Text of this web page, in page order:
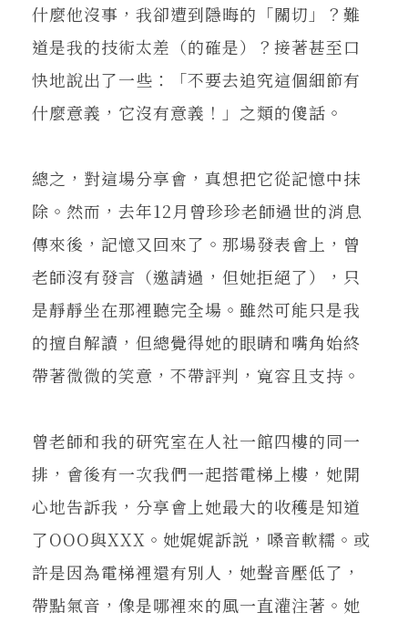
什麼他沒事，我卻遭到隱晦的「關切」？難
道是我的技術太差（的確是）？接著甚至口
快地說出了一些：「不要去追究這個細節有
什麼意義，它沒有意義！」之類的傻話。
總之，對這場分享會，真想把它從記憶中抹
除。然而，去年12月曾珍珍老師過世的消息
傳來後，記憶又回來了。那場發表會上，曾
老師沒有發言（邀請過，但她拒絕了），只
是靜靜坐在那裡聽完全場。雖然可能只是我
的擅自解讀，但總覺得她的眼睛和嘴角始終
帶著微微的笑意，不帶評判，寬容且支持。
曾老師和我的研究室在人社一館四樓的同一
排，會後有一次我們一起搭電梯上樓，她開
心地告訴我，分享會上她最大的收穫是知道
了OOO與XXX。她娓娓訴説，嗓音軟糯。或
許是因為電梯裡還有別人，她聲音壓低了，
帶點氣音，像是哪裡來的風一直灌注著。她